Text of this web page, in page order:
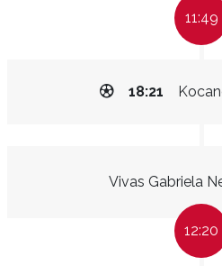
11:49
18:21
Vivas Gabriela
12:20